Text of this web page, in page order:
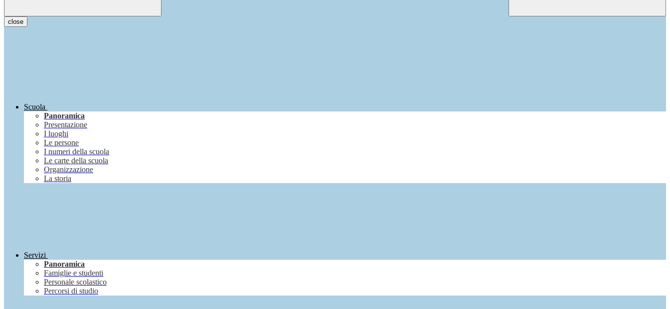
close
Scuola
Panoramica
Presentazione
I luoghi
Le persone
I numeri della scuola
Le carte della scuola
Organizzazione
La storia
Servizi
Panoramica
Famiglie e studenti
Personale scolastico
Percorsi di studio